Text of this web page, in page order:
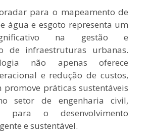
para o mapeamento de
água e esgoto representa um
na gestão e
de infraestruturas urbanas.
não apenas oferece
e redução de custos,
promove práticas sustentáveis
setor de engenharia civil,
para o desenvolvimento
e sustentável.